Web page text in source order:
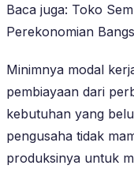
Baca juga: Toko
Perekonomian
Minimnya modal
pembiayaan dari
kebutuhan yang
pengusaha tidak
produksinya untuk